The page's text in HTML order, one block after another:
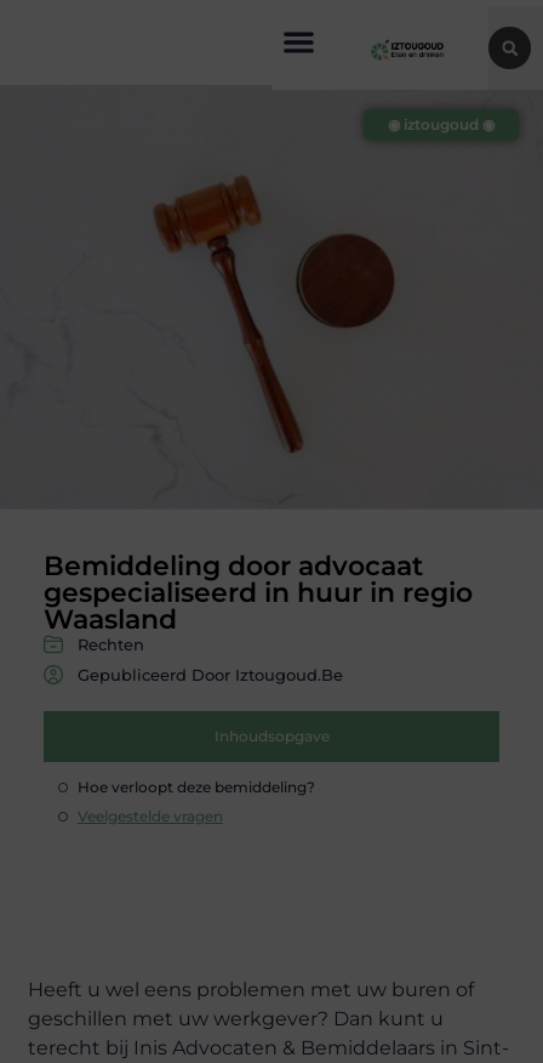
Bemiddeling door advocaat
gespecialiseerd in huur in regio
Waasland
Rechten
Gepubliceerd Door Iztougoud.be
Inhoudsopgave
Hoe verloopt deze bemiddeling?
Veelgestelde vragen
◉ iztougoud ◉
Heeft u wel eens problemen met uw buren of
geschillen met uw werkgever? Dan kunt u
terecht bij Inis Advocaten & Bemiddelaars in Sint-